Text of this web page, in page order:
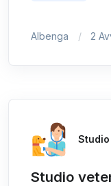
Albenga 2
Studio